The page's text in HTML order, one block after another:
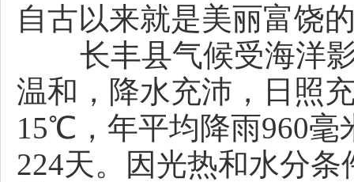
自古以来就是美丽富饶
长丰县气候受海洋影
温和，降水充沛，日照
15℃，年平均降雨960毫
224天。因光热和水分